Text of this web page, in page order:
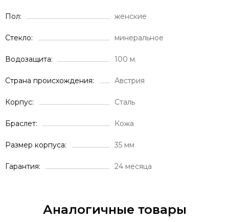
Пол женские
Стекло минеральное
Водозащита 100 м.
Страна происхождения Австрия
Корпус Сталь
Браслет Кожа
Размер корпуса 35 мм
Гарантия 24 месяца
Аналогичные товары